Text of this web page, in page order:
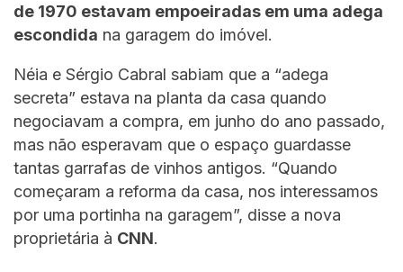
de 1970 estavam empoeiradas em uma adega
escondida na garagem do imóvel.
Néia e Sérgio Cabral sabiam que a “adega
secreta” estava na planta da casa quando
negociavam a compra, em junho do ano passado,
mas não esperavam que o espaço guardasse
tantas garrafas de vinhos antigos. “Quando
começaram a reforma da casa, nos interessamos
por uma portinha na garagem”, disse a nova
proprietária à CNN.